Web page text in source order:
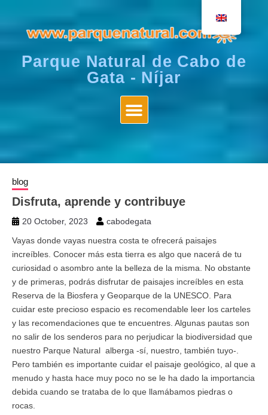
Parque Natural de Cabo de
Gata - Níjar
blog
Disfruta, aprende y contribuye
20 October, 2023
cabodegata
Vayas donde vayas nuestra costa te ofrecerá paisajes
increíbles. Conocer más esta tierra es algo que nacerá de tu
curiosidad o asombro ante la belleza de la misma. No obstante
y de primeras, podrás disfrutar de paisajes increíbles en esta
Reserva de la Biosfera y Geoparque de la UNESCO. Para
cuidar este precioso espacio es recomendable leer los carteles
y las recomendaciones que te encuentres. Algunas pautas son
no salir de los senderos para no perjudicar la biodiversidad que
nuestro Parque Natural alberga -sí, nuestro, también tuyo-.
Pero también es importante cuidar el paisaje geológico, al que a
menudo y hasta hace muy poco no se le ha dado la importancia
debida cuando se trataba de lo que llamábamos piedras o
rocas.